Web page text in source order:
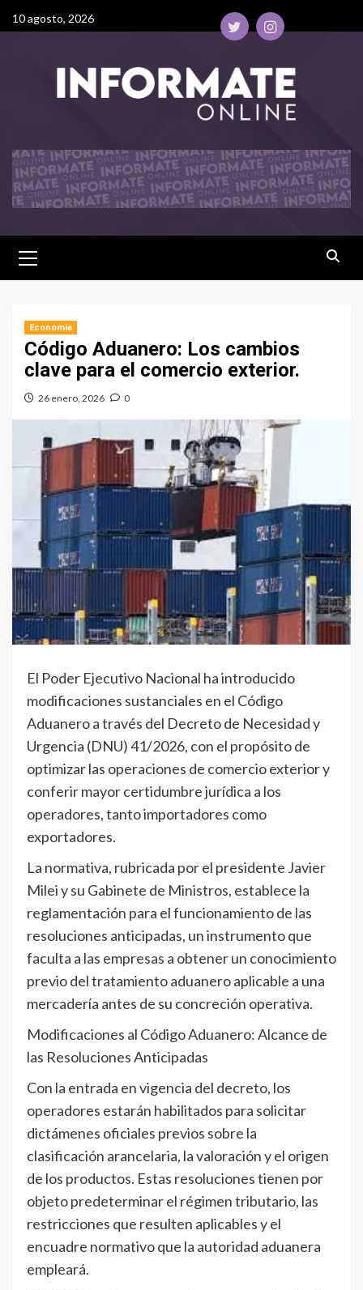
10 agosto, 2026
Economía
Código Aduanero: Los cambios
clave para el comercio exterior.
26 enero, 2026 0
El Poder Ejecutivo Nacional ha introducido
modificaciones sustanciales en el Código
Aduanero a través del Decreto de Necesidad y
Urgencia (DNU) 41/2026, con el propósito de
optimizar las operaciones de comercio exterior y
conferir mayor certidumbre jurídica a los
operadores, tanto importadores como
exportadores.
La normativa, rubricada por el presidente Javier
Milei y su Gabinete de Ministros, establece la
reglamentación para el funcionamiento de las
resoluciones anticipadas, un instrumento que
faculta a las empresas a obtener un conocimiento
previo del tratamiento aduanero aplicable a una
mercadería antes de su concreción operativa.
Modificaciones al Código Aduanero: Alcance de
las Resoluciones Anticipadas
Con la entrada en vigencia del decreto, los
operadores estarán habilitados para solicitar
dictámenes oficiales previos sobre la
clasificación arancelaria, la valoración y el origen
de los productos. Estas resoluciones tienen por
objeto predeterminar el régimen tributario, las
restricciones que resulten aplicables y el
encuadre normativo que la autoridad aduanera
empleará.